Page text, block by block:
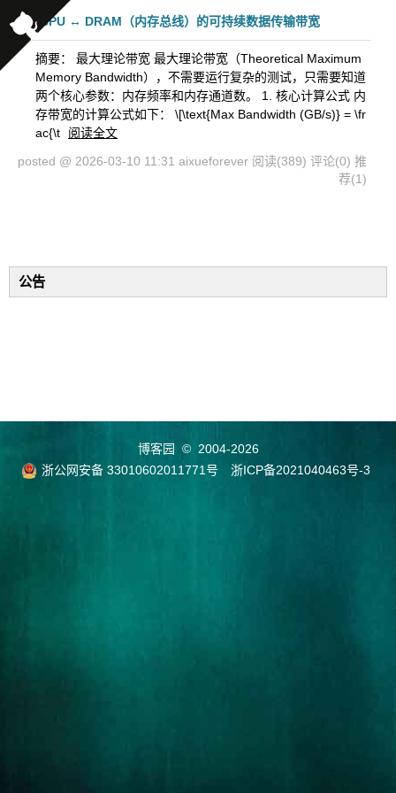
CPU ↔ DRAM（内存总线）的可持续数据传输带宽
摘要： 最大理论带宽 最大理论带宽（Theoretical Maximum
Memory Bandwidth），不需要运行复杂的测试，只需要知道
两个核心参数：内存频率和内存通道数。 1. 核心计算公式 内
存带宽的计算公式如下： \[\text{Max Bandwidth (GB/s)} = \fr
ac{\t
阅读全文
posted @ 2026-03-10 11:31 aixueforever 阅读(389) 评论(0) 推
荐(1)
公告
博客园
© 2004-2026
浙公网安备 33010602011771号
浙ICP备2021040463号-3